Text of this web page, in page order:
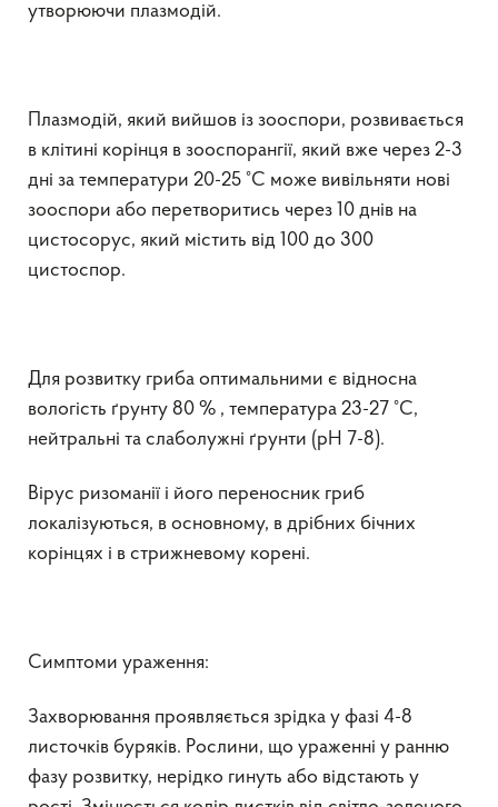
утворюючи плазмодій.
Плазмодій, який вийшов із зооспори, розвивається
в клітині корінця в зооспорангії, який вже через 2-3
дні за температури 20-25 °С може вивільняти нові
зооспори або перетворитись через 10 днів на
цистосорус, який містить від 100 до 300
цистоспор.
Для розвитку гриба оптимальними є відносна
вологість ґрунту 80 % , температура 23-27 °С,
нейтральні та слаболужні ґрунти (pH 7-8).
Вірус ризоманії і його переносник гриб
локалізуються, в основному, в дрібних бічних
корінцях і в стрижневому корені.
Симптоми ураження:
Захворювання проявляється зрідка у фазі 4-8
листочків буряків. Рослини, що ураженні у ранню
фазу розвитку, нерідко гинуть або відстають у